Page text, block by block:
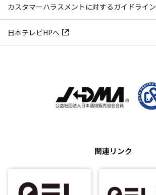
カスタマーハラスメントに対するガイドライン
日本テレビHPへ
関連リンク